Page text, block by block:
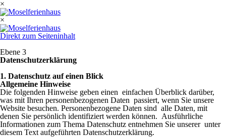
×
×
Direkt zum Seiteninhalt
Ebene 3
Datenschutzerklärung
1. Datenschutz auf einen Blick
Allgemeine Hinweise
Die folgenden Hinweise geben einen einfachen Überblick darüber,
was mit Ihren personenbezogenen Daten passiert, wenn Sie unsere
Website besuchen. Personenbezogene Daten sind alle Daten, mit
denen Sie persönlich identifiziert werden können. Ausführliche
Informationen zum Thema Datenschutz entnehmen Sie unserer unter
diesem Text aufgeführten Datenschutzerklärung.